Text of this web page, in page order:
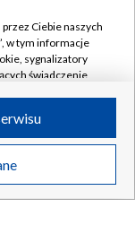
Ciebie naszych
w tym informacje
sygnalizatory
świadczenie
Ciebie
IP, identyfikatory